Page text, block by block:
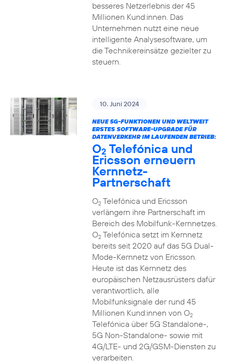
besseres Netzerlebnis der 45
Millionen Kund:innen. Das
Unternehmen nutzt eine neue
intelligente Analysesoftware, um
die Technikereinsätze gezielter zu
steuern.
10. Juni 2024
NEUE 5G-FUNKTIONEN UND WELTWEIT
ERSTES SOFTWARE-UPGRADE FÜR
DATENVERKEHR IM LAUFENDEN BETRIEB:
O2 Telefónica und
Ericsson erneuern
Kernnetz-
Partnerschaft
O2Telefónica und Ericsson
verlängern ihre Partnerschaft im
Bereich des Mobilfunk-Kernnetzes.
O2Telefónica setzt im Kernnetz
bereits seit 2020 auf das 5G Dual-
Mode-Kernnetz von Ericsson.
Heute ist das Kernnetz des
europäischen Netzausrüsters dafür
verantwortlich, alle
Mobilfunksignale der rund 45
Millionen Kund:innen von O2
Telefónica über 5G Standalone-,
5G Non-Standalone- sowie mit
4G/LTE- und 2G/GSM-Diensten zu
verarbeiten.